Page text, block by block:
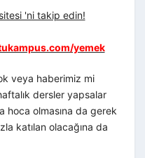
'ni takip edin!
yemek
veya haberimiz mi
dersler yapsalar
hoca olmasına da gerek
katılan olacağına da